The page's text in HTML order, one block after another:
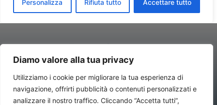
Diamo valore alla tua privacy
Utilizziamo i cookie per migliorare la tua esperienza di
navigazione, offrirti pubblicità o contenuti personalizzati e
analizzare il nostro traffico. Cliccando “Accetta tutti”,
Contatti//Redazione:redazione@newsitalynews.it